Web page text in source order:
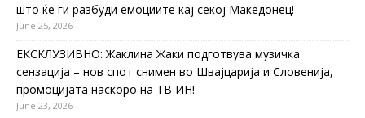
што ќе ги разбуди емоциите кај секој Македонец!
June 25, 2026
ЕКСКЛУЗИВНО: Жаклина Жаки подготвува музичка
сензација – нов спот снимен во Швајцарија и Словенија,
промоцијата наскоро на ТВ ИН!
June 23, 2026